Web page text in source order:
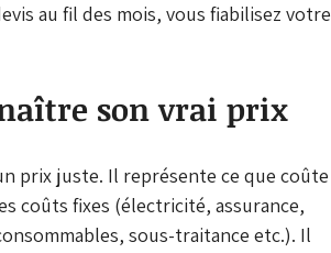
au fil des mois, vous fiabilisez votre
son vrai prix
prix juste. Il représente ce que coûte
coûts fixes (électricité, assurance,
sous-traitance etc.). Il